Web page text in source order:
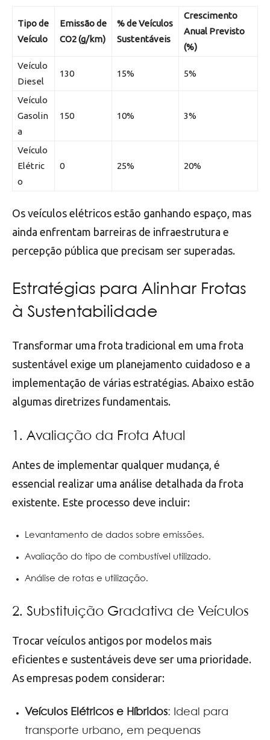
Tipo de
Veículo
Emissão de
CO2 (g/km)
% de Veículos
Sustentáveis
Crescimento
Anual Previsto
(%)
Veículo
Diesel
130 15% 5%
Veículo
Gasolin
a
150 10% 3%
Veículo
Elétric
o
0 25% 20%
Os veículos elétricos estão ganhando espaço, mas
ainda enfrentam barreiras de infraestrutura e
percepção pública que precisam ser superadas.
Estratégias para Alinhar Frotas
à Sustentabilidade
Transformar uma frota tradicional em uma frota
sustentável exige um planejamento cuidadoso e a
implementação de várias estratégias. Abaixo estão
algumas diretrizes fundamentais.
1. Avaliação da Frota Atual
Antes de implementar qualquer mudança, é
essencial realizar uma análise detalhada da frota
existente. Este processo deve incluir:
Levantamento de dados sobre emissões.
Avaliação do tipo de combustível utilizado.
Análise de rotas e utilização.
2. Substituição Gradativa de Veículos
Trocar veículos antigos por modelos mais
eficientes e sustentáveis deve ser uma prioridade.
As empresas podem considerar:
Veículos Elétricos e Híbridos: Ideal para
transporte urbano, em pequenas